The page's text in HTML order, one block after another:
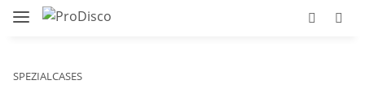
SPEZIALCASES